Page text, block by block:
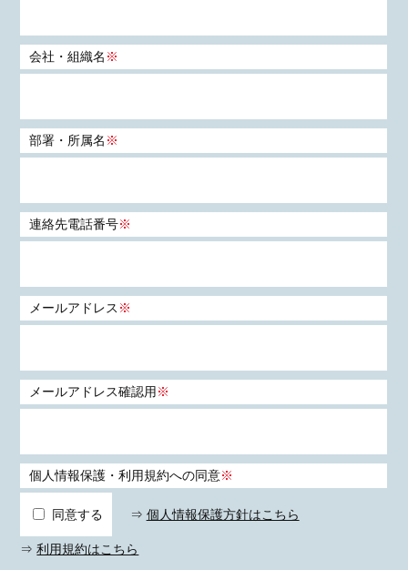
会社・組織名 ※
部署・所属名 ※
連絡先電話番号※
メールアドレス ※
メールアドレス確認用 ※
個人情報保護・利用規約への同意※
同意する ⇒ 個人情報保護方針はこちら
⇒利用規約はこちら